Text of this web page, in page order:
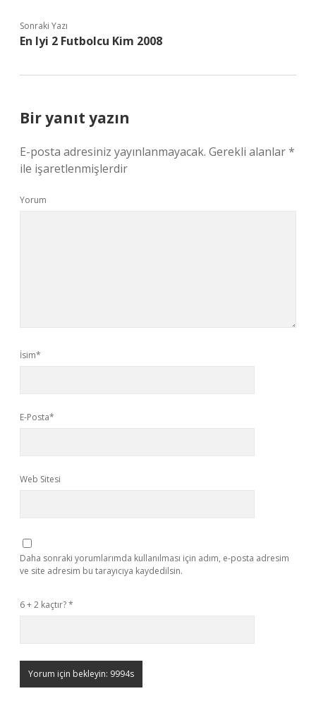
Sonraki Yazı
En Iyi 2 Futbolcu Kim 2008
Bir yanıt yazın
E-posta adresiniz yayınlanmayacak. Gerekli alanlar*
ile işaretlenmişlerdir
Yorum
İsim*
E-Posta*
Web Sitesi
Daha sonraki yorumlarımda kullanılması için adım, e-posta adresim
ve site adresim bu tarayıcıya kaydedilsin.
6 + 2 kaçtır?*